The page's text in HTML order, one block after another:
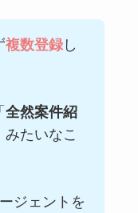
複数登録し
全然案件紹
みたいなこ
ジェントを